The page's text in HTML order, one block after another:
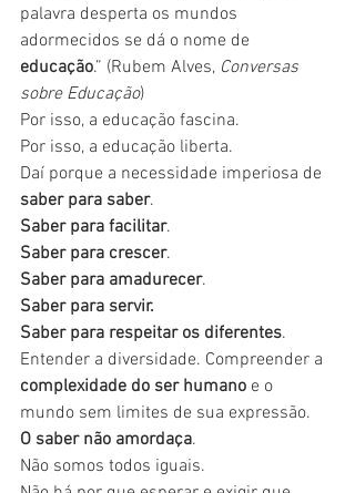
palavra desperta os mundos
adormecidos se dá o nome de
educação.” (Rubem Alves, Conversas
sobre Educação)
Por isso, a educação fascina.
Por isso, a educação liberta.
Daí porque a necessidade imperiosa de
saber para saber.
Saber para facilitar.
Saber para crescer.
Saber para amadurecer.
Saber para servir.
Saber para respeitar os diferentes.
Entender a diversidade. Compreender a
complexidade do ser humano e o
mundo sem limites de sua expressão.
O saber não amordaça.
Não somos todos iguais.